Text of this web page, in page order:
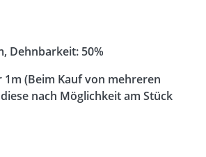
Dehnbarkeit: 50%
1m (Beim Kauf von mehreren
nach Möglichkeit am Stück